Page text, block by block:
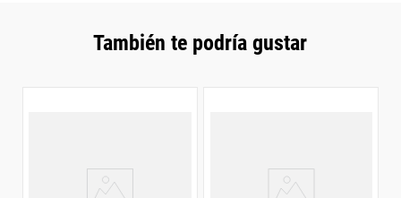
También te podría gustar